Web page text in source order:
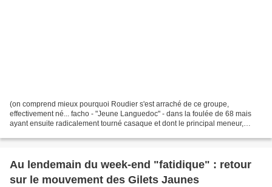
(on comprend mieux pourquoi Roudier s'est arraché de ce groupe,
effectivement né... facho - "Jeune Languedoc" - dans la foulée de 68 mais
ayant ensuite radicalement tourné casaque et dont le principal meneur,
Au lendemain du week-end "fatidique" : retour
sur le mouvement des Gilets Jaunes